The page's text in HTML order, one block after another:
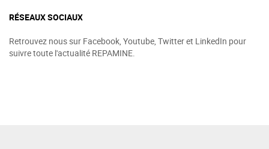
RÉSEAUX SOCIAUX
Retrouvez nous sur Facebook, Youtube, Twitter et LinkedIn pour
suivre toute l'actualité REPAMINE.